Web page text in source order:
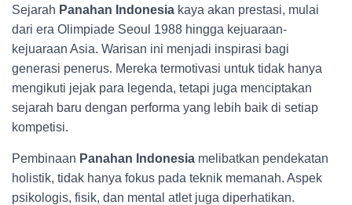
Sejarah Panahan Indonesia kaya akan prestasi, mulai
dari era Olimpiade Seoul 1988 hingga kejuaraan-
kejuaraan Asia. Warisan ini menjadi inspirasi bagi
generasi penerus. Mereka termotivasi untuk tidak hanya
mengikuti jejak para legenda, tetapi juga menciptakan
sejarah baru dengan performa yang lebih baik di setiap
kompetisi.
Pembinaan Panahan Indonesia melibatkan pendekatan
holistik, tidak hanya fokus pada teknik memanah. Aspek
psikologis, fisik, dan mental atlet juga diperhatikan.